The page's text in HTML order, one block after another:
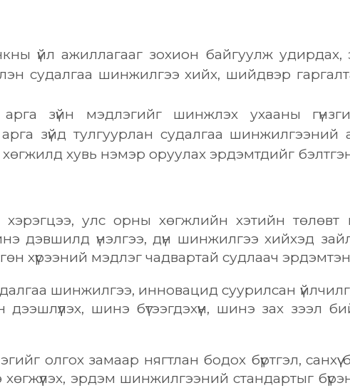
үйл ажиллагааг зохион байгуулж удирдах,
судалгаа шинжилгээ хийх, шийдвэр
зүйн мэдлэгийг шинжлэх ухааны
зүйд тулгуурлан судалгаа
хувь нэмэр оруулах эрдэмтдийг
улс орны хөгжлийн хэтийн төлөвт
дэвшилд үнэлгээ, дүн шинжилгээ хийхэд
хүрээний мэдлэг чадвартай судлаач
шинжилгээ, инновацид суурилсан
шинэ бүтээгдэхүүн, шинэ зах зээл
олгох замаар нягтлан бодох бүртгэл,
эрдэм шинжилгээний стандартыг